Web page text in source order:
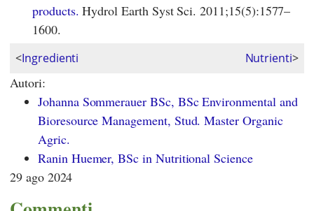
products. Hydrol Earth Syst Sci. 2011;15(5):1577–
1600.
<Ingredienti Nutrienti>
Autori:
Johanna Sommerauer BSc, BSc Environmental and
Bioresource Management, Stud. Master Organic
Agric.
Ranin Huemer, BSc in Nutritional Science
29 ago 2024